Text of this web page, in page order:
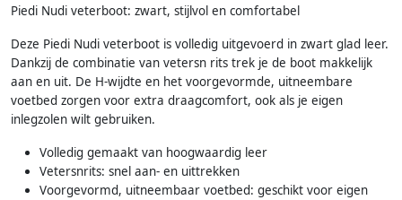
Piedi Nudi veterboot: zwart, stijlvol en comfortabel
Deze Piedi Nudi veterboot is volledig uitgevoerd in zwart glad leer.
Dankzij de combinatie van vetersn rits trek je de boot makkelijk
aan en uit. De H-wijdte en het voorgevormde, uitneembare
voetbed zorgen voor extra draagcomfort, ook als je eigen
inlegzolen wilt gebruiken.
Volledig gemaakt van hoogwaardig leer
Vetersnrits: snel aan- en uittrekken
Voorgevormd, uitneembaar voetbed: geschikt voor eigen